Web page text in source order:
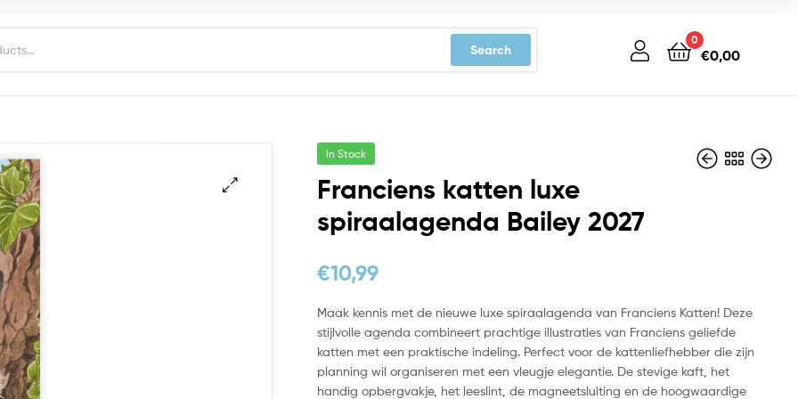
Search
0
€0,00
In Stock
Franciens katten luxe
spiraalagenda Bailey 2027
€10,99
Maak kennis met de nieuwe luxe spiraalagenda van Franciens Katten! Deze
stijlvolle agenda combineert prachtige illustraties van Franciens geliefde
katten met een praktische indeling. Perfect voor de kattenliefhebber die zijn
planning wil organiseren met een vleugje elegantie. De stevige kaft, het
handig opbergvakje, het leeslint, de magneetsluiting en de hoogwaardige